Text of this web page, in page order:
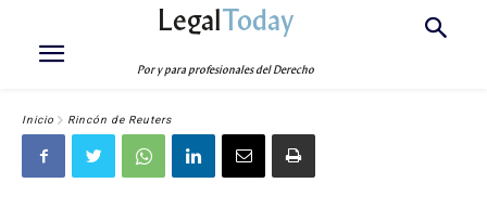
LegalToday
Por y para profesionales del Derecho
Inicio Rincón de Reuters